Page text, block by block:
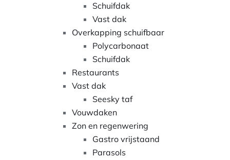
Schuifdak
Vast dak
Overkapping schuifbaar
Polycarbonaat
Schuifdak
Restaurants
Vast dak
Seesky taf
Vouwdaken
Zon en regenwering
Gastro vrijstaand
Parasols